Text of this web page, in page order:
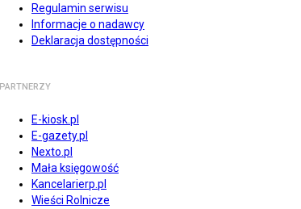
Regulamin serwisu
Informacje o nadawcy
Deklaracja dostępności
PARTNERZY
E-kiosk.pl
E-gazety.pl
Nexto.pl
Mała księgowość
Kancelarierp.pl
Wieści Rolnicze